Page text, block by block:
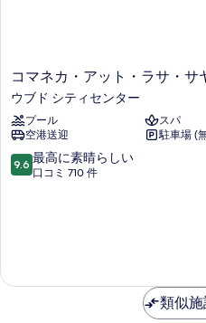
コ
マ
ネ
カ・
ア
ッ
ト・
ブ
コマネカ・アット・ラサ・サ
ウブド シティセンター
プール
スパ
空港送迎
駐車場 (
10
段
素
9.6 最高に素晴らしい
口コミ 710 件
類似